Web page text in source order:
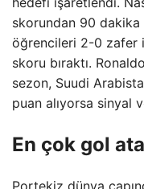
skorundan 90 dakika
öğrencileri 2-0 zafer
skoru bıraktı.
sezon, Suudi
puan alıyorsa sinyal
En çok gol
Portekiz dünya